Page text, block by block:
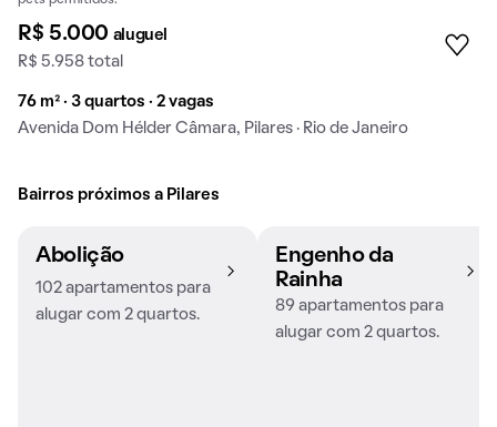
R$ 5.000 aluguel
R$ 5.958 total
76 m² · 3 quartos · 2 vagas
Avenida Dom Hélder Câmara, Pilares · Rio de Janeiro
Bairros próximos a Pilares
Abolição
102 apartamentos para
alugar com 2 quartos.
Engenho da
Rainha
89 apartamentos para
alugar com 2 quartos.